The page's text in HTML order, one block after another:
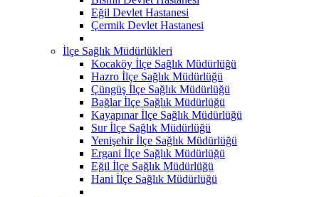
Eğil Devlet Hastanesi
Çermik Devlet Hastanesi
İlçe Sağlık Müdürlükleri
Kocaköy İlçe Sağlık Müdürlüğü
Hazro İlçe Sağlık Müdürlüğü
Çüngüş İlçe Sağlık Müdürlüğü
Bağlar İlçe Sağlık Müdürlüğü
Kayapınar İlçe Sağlık Müdürlüğü
Sur İlçe Sağlık Müdürlüğü
Yenişehir İlçe Sağlık Müdürlüğü
Ergani İlçe Sağlık Müdürlüğü
Eğil İlçe Sağlık Müdürlüğü
Hani İlçe Sağlık Müdürlüğü